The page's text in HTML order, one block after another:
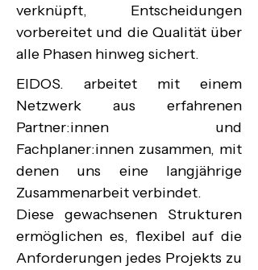
verknüpft, Entscheidungen
vorbereitet und die Qualität über
alle Phasen hinweg sichert.
EIDOS. arbeitet mit einem
Netzwerk aus erfahrenen
Partner:innen und
Fachplaner:innen zusammen, mit
denen uns eine langjährige
Zusammenarbeit verbindet.
Diese gewachsenen Strukturen
ermöglichen es, flexibel auf die
Anforderungen jedes Projekts zu